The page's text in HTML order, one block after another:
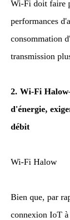
Wi-Fi doit faire
performances
consommation
transmission
2. Wi-Fi
d'énergie,
débit
Wi-Fi Halow
Bien que, par
connexion IoT